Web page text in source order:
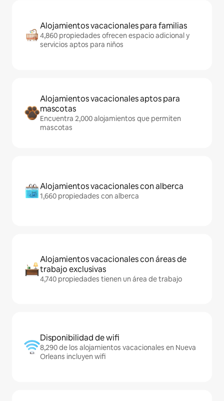
Alojamientos vacacionales para familias
4,860 propiedades ofrecen espacio adicional y
servicios aptos para niños
Alojamientos vacacionales aptos para
mascotas
Encuentra 2,000 alojamientos que permiten
mascotas
Alojamientos vacacionales con alberca
1,660 propiedades con alberca
Alojamientos vacacionales con áreas de
trabajo exclusivas
4,740 propiedades tienen un área de trabajo
Disponibilidad de wifi
8,290 de los alojamientos vacacionales en Nueva
Orleans incluyen wifi